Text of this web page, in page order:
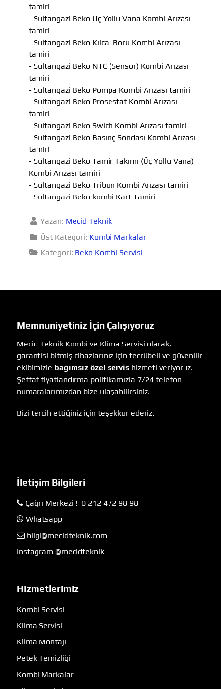
tamiri
- Sultangazi Beko Üç Yollu Vana Kombi Arızası
tamiri
- Sultangazi Beko Kılcal Boru Kombi Arızası
tamiri
- Sultangazi Beko NTC (Sensör) Kombi Arızası
tamiri
- Sultangazi Beko Pompa Kombi Arızası tamiri
- Sultangazi Beko Prosestat Kombi Arızası
tamiri
- Sultangazi Beko Swich Kombi Arızası tamiri
- Sultangazi Beko Basınç Sondası Kombi Arızası
tamiri
- Sultangazi Beko Tamir Takımı (Üç Yollu Vana)
Kombi Arızası tamiri
- Sultangazi Beko Tribün Kombi Arızası tamiri
- Sultangazi Beko kombi Kart Tamiri
Yazan: Mecid Teknik
Üst Kategori: Kombi Markalar
Kategori: Beko Kombi Servisi
Memnuniyetiniz İçin Çalışıyoruz
Mecid Teknik Kombi ve Klima Servisi olarak,
garantisi bitmiş cihazlarınız için tecrübeli ve güvenilir
ekibimizle bağımsız özel servis hizmeti veriyoruz.
Şeffaf fiyatlandırma politikamızla 7/24 telefon
numaralarımızdan bize ulaşabilirsiniz.
Bizi tercih ettiğiniz için teşekkür ederiz.
İletişim Bilgileri
Çağrı Merkezi ! 0 212 472 98 98
Whatsapp
bilgi@mecidteknik.com
Instagram @mecidteknik
Hizmetlerimiz
Kombi Servisi
Klima Servisi
Klima Montajı
Petek Temizliği
Kombi Markalar